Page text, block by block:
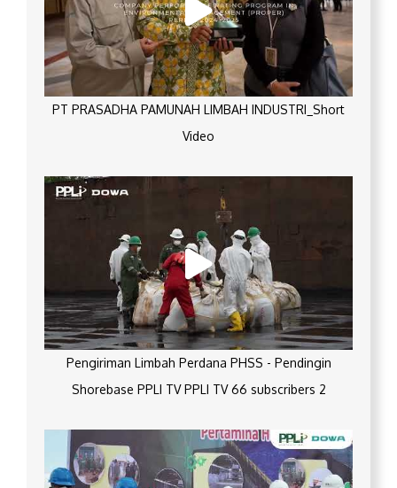
PT PRASADHA PAMUNAH LIMBAH INDUSTRI_Short
Video
Pengiriman Limbah Perdana PHSS - Pendingin
Shorebase PPLI TV PPLI TV 66 subscribers 2